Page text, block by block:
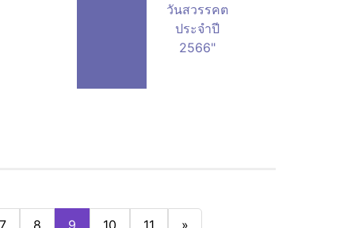
วันสวรรคต
ประจำปี
2566"
7 8 9 10 11 »